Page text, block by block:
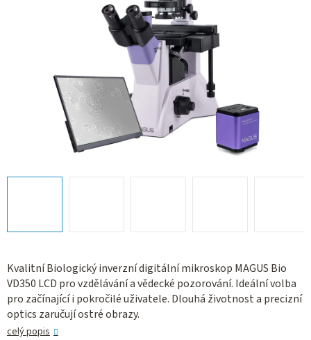
Kvalitní Biologický inverzní digitální mikroskop MAGUS Bio
VD350 LCD pro vzdělávání a vědecké pozorování. Ideální volba
pro začínající i pokročilé uživatele. Dlouhá životnost a precizní
optics zaručují ostré obrazy.
celý popis